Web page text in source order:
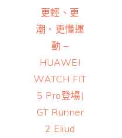
Next
Post:
更輕、更
潮、更懂運
動 –
HUAWEI
WATCH FIT
5 Pro登場|
GT Runner
2 Eliud